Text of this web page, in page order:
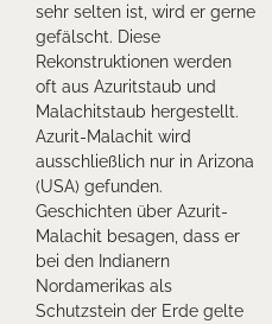
sehr selten ist, wird er gerne
gefälscht. Diese
Rekonstruktionen werden
oft aus Azuritstaub und
Malachitstaub hergestellt.
Azurit-Malachit wird
ausschließlich nur in Arizona
(USA) gefunden.
Geschichten über Azurit-
Malachit besagen, dass er
bei den Indianern
Nordamerikas als
Schutzstein der Erde gelte